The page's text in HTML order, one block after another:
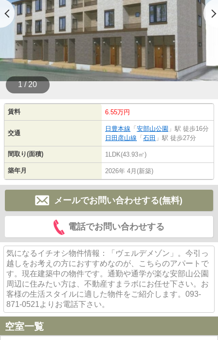
1 / 20
賃料 6.55万円
交通
日豊本線 「 安部山公園 」駅 徒歩16分
日田彦山線 「 石田 」駅 徒歩27分
間取り(面積) 1LDK(43.93㎡)
築年月 2026年 4月(新築)
メールでお問い合わせする(無料)
電話でお問い合わせする
気になるイチオシ物件情報：「ヴェルデメゾン」。今引っ
越しをお考えの方におすすめなのが、こちらのアパートで
す。現在建築中の物件です。通勤や通学が楽な安部山公園
周辺に住みたい方は、不動産すまラボにお任せ下さい。お
客様の生活スタイルに適した物件をご紹介します。093-
871-0521よりお電話下さい。
空室一覧